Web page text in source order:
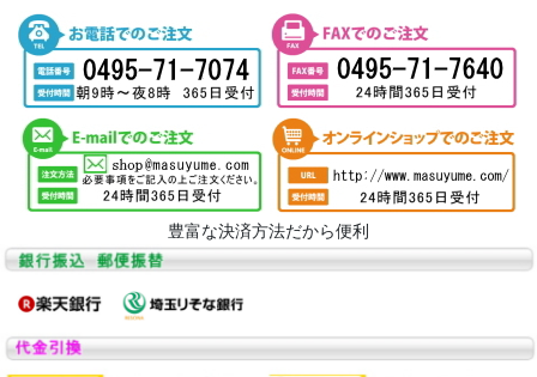
豊富な決済方法だから便利